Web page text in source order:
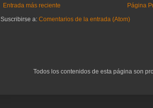
Entrada más reciente
Página
Suscribirse a: Comentarios de la entrada (Atom)
Todos los contenidos de esta página son